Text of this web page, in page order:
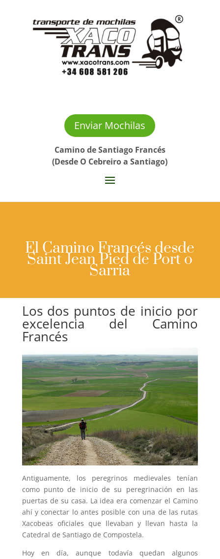
Enviar Mochilas
Camino de Santiago Francés
(Desde O Cebreiro a Santiago)
El Camino Francés desde
Saint Jean Pied de Port o
Sarria
Los dos puntos de inicio por
excelencia del Camino
Francés
Antiguamente, los peregrinos medievales tenían
como punto de inicio de su peregrinación en las
puertas de su casa. La idea era comenzar el Camino
ahí y conectar lo antes posible con una de las rutas
Xacobeas oficiales que llevaban y llevan hasta la
Catedral de Santiago de Compostela.
Hoy en día, aunque todavía quedan algunos